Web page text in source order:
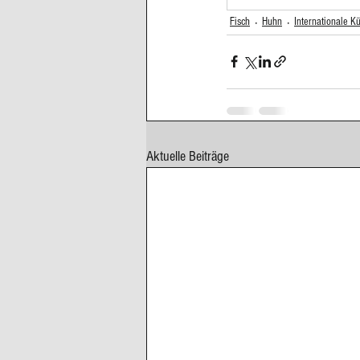
Cupcakes, Muffins Dessert
Fisch Huhn Internationale
Aktuelle Beiträge